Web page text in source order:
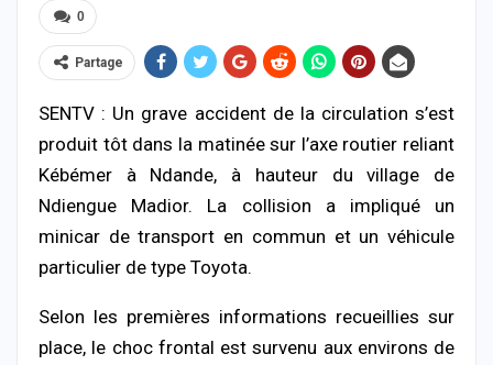
0
Partage
SENTV : Un grave accident de la circulation s’est
produit tôt dans la matinée sur l’axe routier reliant
Kébémer à Ndande, à hauteur du village de
Ndiengue Madior. La collision a impliqué un
minicar de transport en commun et un véhicule
particulier de type Toyota.
Selon les premières informations recueillies sur
place, le choc frontal est survenu aux environs de